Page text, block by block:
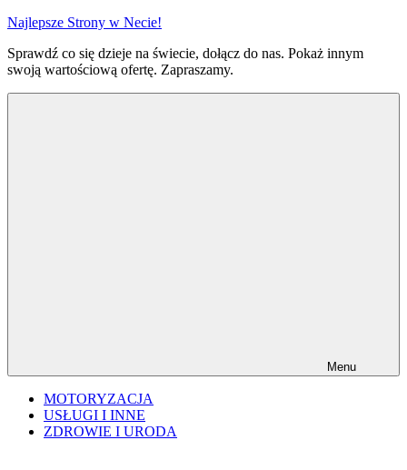
Przejdź
treści
Najlepsze Strony w Necie!
Sprawdź co się dzieje na świecie, dołącz do nas. Pokaż innym
swoją wartościową ofertę. Zapraszamy.
Menu
MOTORYZACJA
USŁUGI I INNE
ZDROWIE I URODA